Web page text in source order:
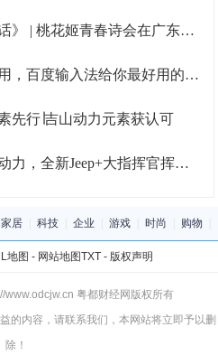
| 桃花姬青春诗会在广东区开展
输入法给你最好用的输入法全新体验
先行∣吉山动力元素获认可
，全新Jeep+大指挥官挥洒上市
家居 科技 企业 游戏 时尚 购物
地图 - 网站地图TXT- 版权声明
粤都财经网版权所有
的内容，请联系我们，本网站将立即予以删
除！